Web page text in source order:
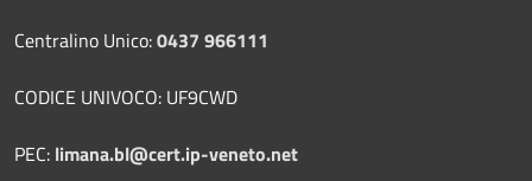
Centralino Unico:0437 966111
CODICE UNIVOCO: UF9CWD
PEC: limana.bl@cert.ip-veneto.net